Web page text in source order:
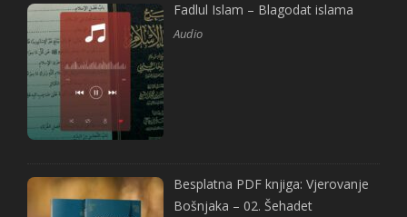
Fadlul Islam – Blagodat islama
Audio
Besplatna PDF knjiga: Vjerovanje
Bošnjaka – 02. Šehadet